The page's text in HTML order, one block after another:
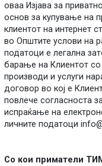
оваа Изјава за
основ за купување на
клиентот на интернет
во Општите услови на
податоци е легална
барање на Клиентот
производи и услуги
договор во кој е
повлече согласноста
испраќање на
личните податоци
Со кои приматели